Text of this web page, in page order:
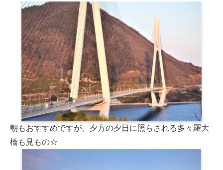
朝もおすすめですが、夕方の夕日に照らされる多々羅大
橋も見もの☆